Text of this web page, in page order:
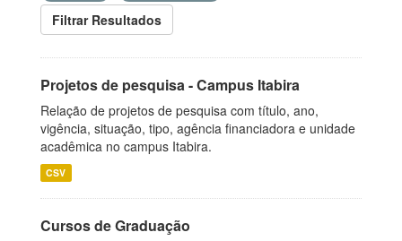
Filtrar Resultados
Projetos de pesquisa - Campus Itabira
Relação de projetos de pesquisa com título, ano,
vigência, situação, tipo, agência financiadora e unidade
acadêmica no campus Itabira.
CSV
Cursos de Graduação